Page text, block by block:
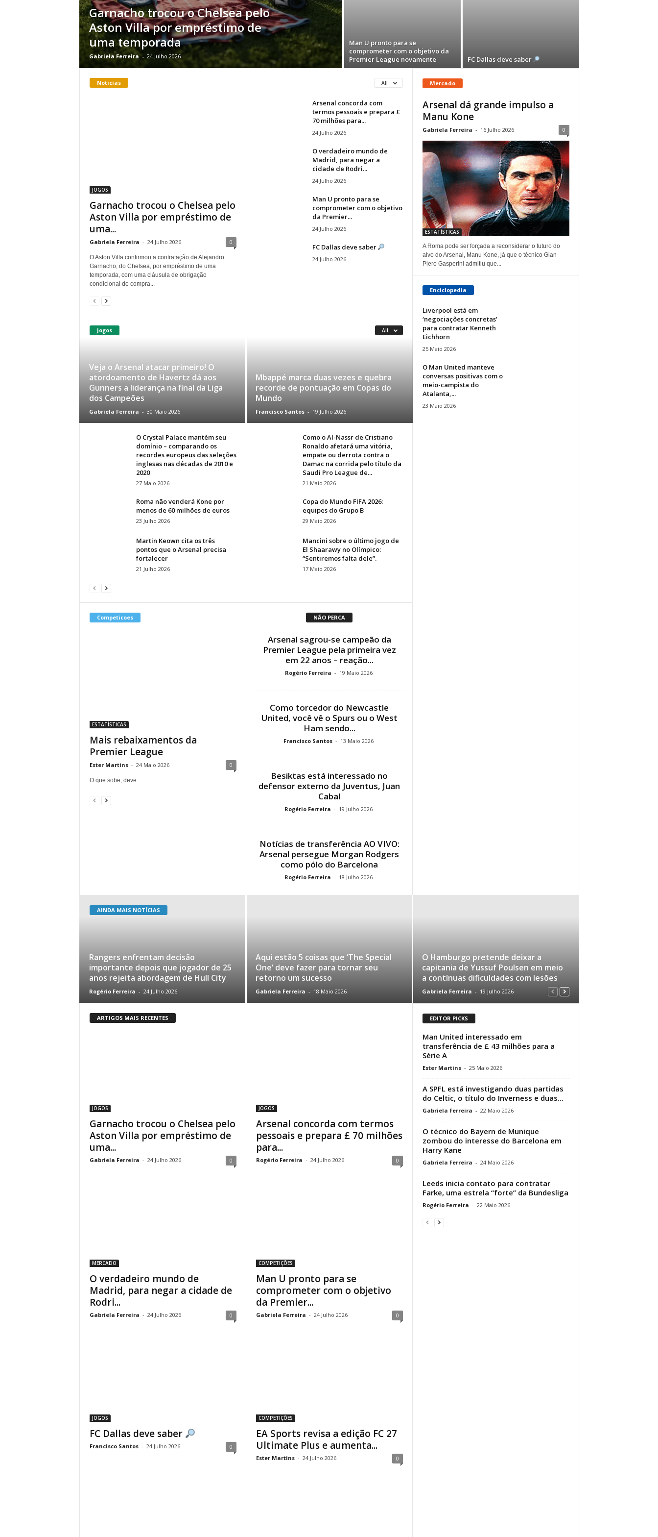
Garnacho trocou o Chelsea pelo
Aston Villa por empréstimo de
uma temporada
Gabriela Ferreira - 24 Julho 2026
Man U pronto para se
comprometer com o objetivo da
Premier League novamente
FC Dallas deve saber
Noticias All
JOGOS
Garnacho trocou o Chelsea pelo
Aston Villa por empréstimo de
uma...
Gabriela Ferreira - 24 Julho 2026 0
O Aston Villa confirmou a contratação de Alejandro
Garnacho, do Chelsea, por empréstimo de uma
temporada, com uma cláusula de obrigação
condicional de compra...
Arsenal concorda com
termos pessoais e prepara £
70 milhões para...
24 Julho 2026
O verdadeiro mundo de
Madrid, para negar a
cidade de Rodri...
24 Julho 2026
Man U pronto para se
comprometer com o objetivo
da Premier...
24 Julho 2026
FC Dallas deve saber
24 Julho 2026
Jogos All
Veja o Arsenal atacar primeiro! O
atordoamento de Havertz dá aos
Gunners a liderança na final da Liga
dos Campeões
Gabriela Ferreira - 30 Maio 2026
Mbappé marca duas vezes e quebra
recorde de pontuação em Copas do
Mundo
Francisco Santos - 19 Julho 2026
O Crystal Palace mantém seu
domínio – comparando os
recordes europeus das seleções
inglesas nas décadas de 2010 e
2020
27 Maio 2026
Como o Al-Nassr de Cristiano
Ronaldo afetará uma vitória,
empate ou derrota contra o
Damac na corrida pelo título da
Saudi Pro League de...
21 Maio 2026
Roma não venderá Kone por
menos de 60 milhões de euros
23 Julho 2026
Copa do Mundo FIFA 2026:
equipes do Grupo B
29 Maio 2026
Martin Keown cita os três
pontos que o Arsenal precisa
fortalecer
21 Julho 2026
Mancini sobre o último jogo de
El Shaarawy no Olímpico:
“Sentiremos falta dele”.
17 Maio 2026
Competicoes
ESTATÍSTICAS
Mais rebaixamentos da
Premier League
Ester Martins - 24 Maio 2026 0
O que sobe, deve...
NÃO PERCA
Arsenal sagrou-se campeão da
Premier League pela primeira vez
em 22 anos – reação...
Rogério Ferreira - 19 Maio 2026
Como torcedor do Newcastle
United, você vê o Spurs ou o West
Ham sendo...
Francisco Santos - 13 Maio 2026
Besiktas está interessado no
defensor externo da Juventus, Juan
Cabal
Rogério Ferreira - 19 Julho 2026
Notícias de transferência AO VIVO:
Arsenal persegue Morgan Rodgers
como pólo do Barcelona
Rogério Ferreira - 18 Julho 2026
Mercado
Arsenal dá grande impulso a
Manu Kone
Gabriela Ferreira - 16 Julho 2026 0
ESTATÍSTICAS
A Roma pode ser forçada a reconsiderar o futuro do
alvo do Arsenal, Manu Kone, já que o técnico Gian
Piero Gasperini admitiu que...
Enciclopedia
Liverpool está em
‘negociações concretas’
para contratar Kenneth
Eichhorn
25 Maio 2026
O Man United manteve
conversas positivas com o
meio-campista do
Atalanta,...
23 Maio 2026
AINDA MAIS NOTÍCIAS
Rangers enfrentam decisão
importante depois que jogador de 25
anos rejeita abordagem de Hull City
Rogério Ferreira - 24 Julho 2026
Aqui estão 5 coisas que ‘The Special
One’ deve fazer para tornar seu
retorno um sucesso
Gabriela Ferreira - 18 Maio 2026
O Hamburgo pretende deixar a
capitania de Yussuf Poulsen em meio
a contínuas dificuldades com lesões
Gabriela Ferreira - 19 Julho 2026
ARTIGOS MAIS RECENTES
JOGOS
Garnacho trocou o Chelsea pelo
Aston Villa por empréstimo de
uma...
Gabriela Ferreira - 24 Julho 2026 0
JOGOS
Arsenal concorda com termos
pessoais e prepara £ 70 milhões
para...
Rogério Ferreira - 24 Julho 2026 0
MERCADO
O verdadeiro mundo de
Madrid, para negar a cidade de
Rodri...
Gabriela Ferreira - 24 Julho 2026 0
COMPETIÇÕES
Man U pronto para se
comprometer com o objetivo
da Premier...
Gabriela Ferreira - 24 Julho 2026 0
JOGOS
FC Dallas deve saber
Francisco Santos - 24 Julho 2026 0
COMPETIÇÕES
EA Sports revisa a edição FC 27
Ultimate Plus e aumenta...
Ester Martins - 24 Julho 2026 0
EDITOR PICKS
Man United interessado em
transferência de £ 43 milhões para a
Série A
Ester Martins - 25 Maio 2026
A SPFL está investigando duas partidas
do Celtic, o título do Inverness e duas...
Gabriela Ferreira - 22 Maio 2026
O técnico do Bayern de Munique
zombou do interesse do Barcelona em
Harry Kane
Gabriela Ferreira - 24 Maio 2026
Leeds inicia contato para contratar
Farke, uma estrela “forte” da Bundesliga
Rogério Ferreira - 22 Maio 2026